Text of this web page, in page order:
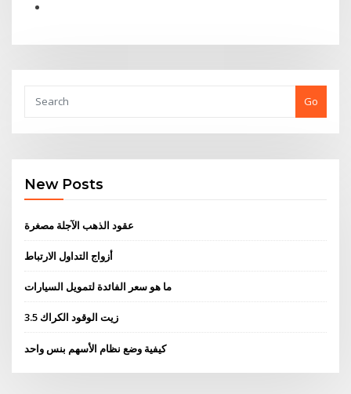
Go
New Posts
عقود الذهب الآجلة مصغرة
أزواج التداول الارتباط
ما هو سعر الفائدة لتمويل السيارات
3.5 زيت الوقود الكراك
كيفية وضع نظام الأسهم بنس واحد